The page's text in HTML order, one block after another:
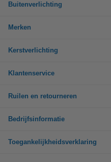
Buitenverlichting
Merken
Kerstverlichting
Klantenservice
Ruilen en retourneren
Bedrijfsinformatie
Toegankelijkheidsverklaring